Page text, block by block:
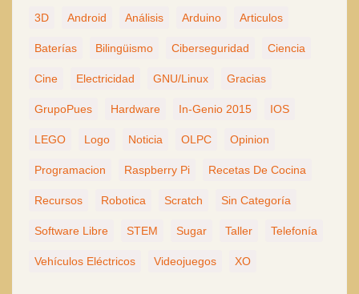
3D Android Análisis Arduino Articulos
Baterías Bilingüismo Ciberseguridad Ciencia
Cine Electricidad GNU/Linux Gracias
GrupoPues Hardware In-Genio 2015 IOS
LEGO Logo Noticia OLPC Opinion
Programacion Raspberry Pi Recetas De Cocina
Recursos Robotica Scratch Sin Categoría
Software Libre STEM Sugar Taller Telefonía
Vehículos Eléctricos Videojuegos XO